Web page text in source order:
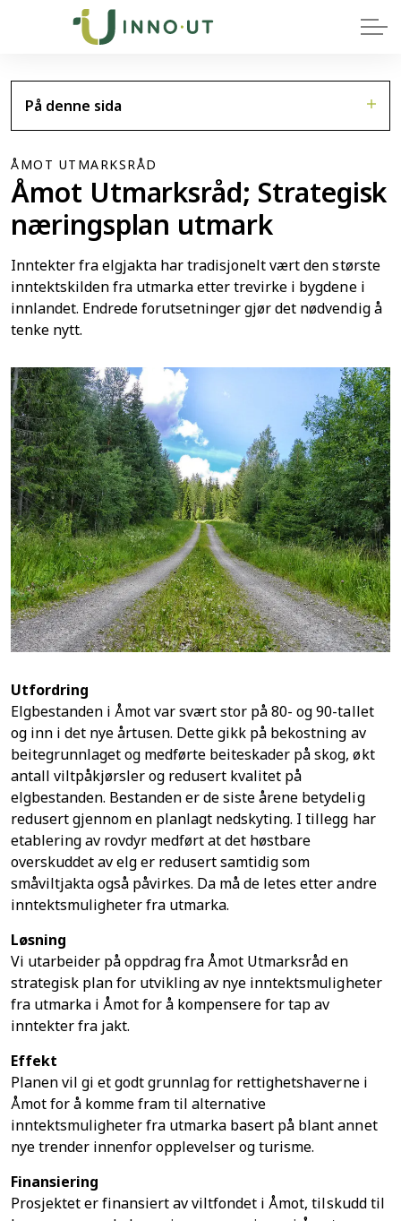
På denne sida
ÅMOT UTMARKSRÅD
Åmot Utmarksråd; Strategisk
næringsplan utmark
Inntekter fra elgjakta har tradisjonelt vært den største
inntektskilden fra utmarka etter trevirke i bygdene i
innlandet. Endrede forutsetninger gjør det nødvendig å
tenke nytt.
Utfordring
Elgbestanden i Åmot var svært stor på 80- og 90-tallet
og inn i det nye årtusen. Dette gikk på bekostning av
beitegrunnlaget og medførte beiteskader på skog, økt
antall viltpåkjørsler og redusert kvalitet på
elgbestanden. Bestanden er de siste årene betydelig
redusert gjennom en planlagt nedskyting. I tillegg har
etablering av rovdyr medført at det høstbare
overskuddet av elg er redusert samtidig som
småviltjakta også påvirkes. Da må de letes etter andre
inntektsmuligheter fra utmarka.
Løsning
Vi utarbeider på oppdrag fra Åmot Utmarksråd en
strategisk plan for utvikling av nye inntektsmuligheter
fra utmarka i Åmot for å kompensere for tap av
inntekter fra jakt.
Effekt
Planen vil gi et godt grunnlag for rettighetshaverne i
Åmot for å komme fram til alternative
inntektsmuligheter fra utmarka basert på blant annet
nye trender innenfor opplevelser og turisme.
Finansiering
Prosjektet er finansiert av viltfondet i Åmot, tilskudd til